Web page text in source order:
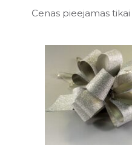
Cenas pieejamas